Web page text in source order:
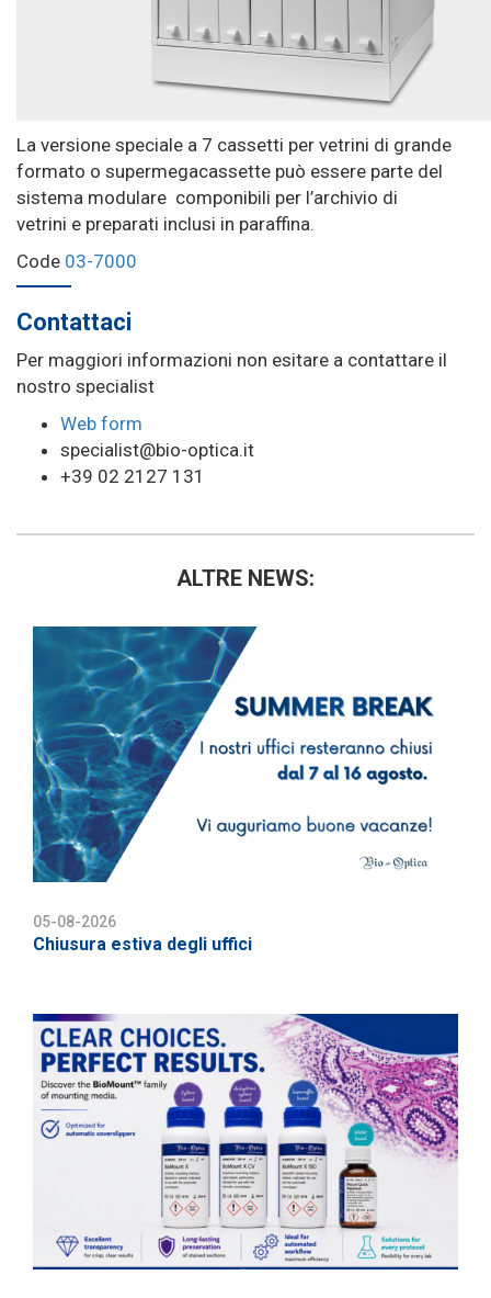
La versione speciale a 7 cassetti per vetrini di grande
formato o supermegacassette può essere parte del
sistema modulare componibili per l’archivio di
vetrini e preparati inclusi in paraffina.
Code 03-7000
Contattaci
Per maggiori informazioni non esitare a contattare il
nostro specialist
Web form
specialist@bio-optica.it
+39 02 2127 131
ALTRE NEWS:
05-08-2026
Chiusura estiva degli uffici